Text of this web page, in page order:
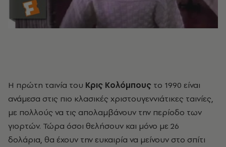
Η πρώτη ταινία του Κρις Κολόμπους το 1990 είναι
ανάμεσα στις πιο κλασικές χριστουγεννιάτικες ταινίες,
με πολλούς να τις απολαμβάνουν την περίοδο των
γιορτών. Τώρα όσοι θελήσουν και μόνο με 26
δολάρια, θα έχουν την ευκαιρία να μείνουν στο σπίτι